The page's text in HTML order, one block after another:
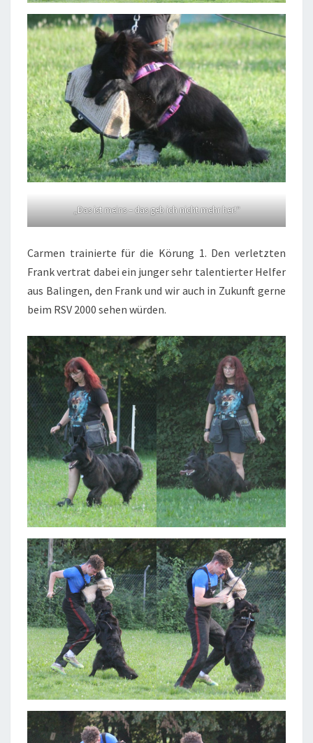
„Das ist meins – das geb ich nicht mehr her!“
Carmen trainierte für die Körung 1. Den verletzten
Frank vertrat dabei ein junger sehr talentierter Helfer
aus Balingen, den Frank und wir auch in Zukunft gerne
beim RSV 2000 sehen würden.